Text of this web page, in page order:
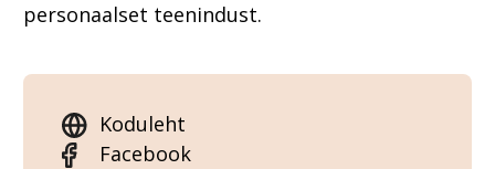
personaalset teenindust.
Koduleht
Facebook